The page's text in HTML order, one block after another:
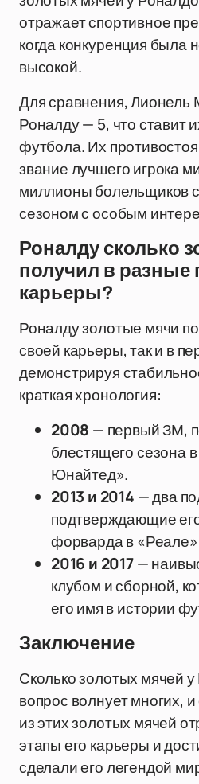
отражает спортивное
когда конкуренция была
высокой.
Для сравнения, Лионель
Роналду — 5, что ставит
футбола. Их
звание лучшего игрока
миллионы болельщиков
сезоном с особым
Роналду сколько
получил в разные
карьеры?
Роналду золотые мячи
своей карьеры, так и в
демонстрируя
краткая хронология:
2008 — первый ЗМ,
блестящего сезона
Юнайтед».
2013 и 2014 — два
подтверждающие
форварда в
2016 и 2017—
клубом и сборной,
его имя в истории
Заключение
Сколько золотых мячей
вопрос волнует многих,
из этих золотых мячей
этапы его карьеры и
сделали его легендой